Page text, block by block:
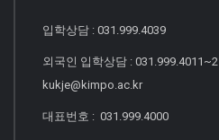
입학상담 : 031.999.4039
외국인 입학상담 : 031.999.4011~2
kukje@kimpo.ac.kr
대표번호 : 031.999.4000